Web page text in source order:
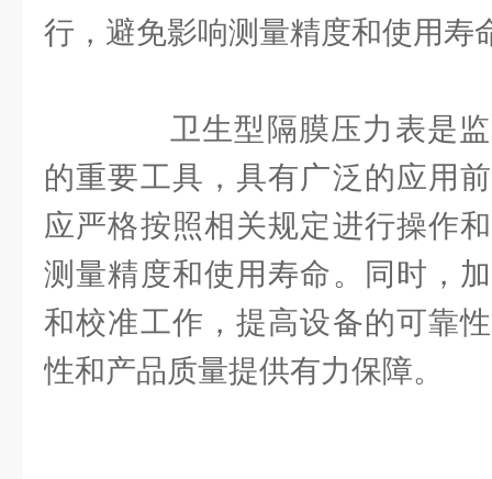
行，避免影响测量精度和使用寿
卫生型隔膜压力表是监
的重要工具，具有广泛的应用
应严格按照相关规定进行操作
测量精度和使用寿命。同时，
和校准工作，提高设备的可靠
性和产品质量提供有力保障。